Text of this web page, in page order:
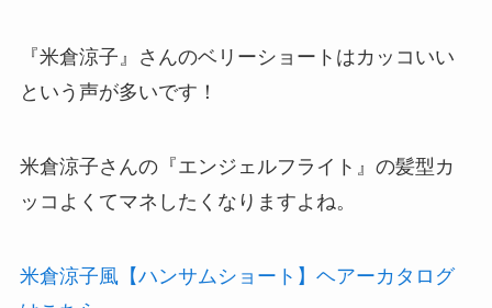
『米倉涼子』さんのベリーショートはカッコいい
という声が多いです！
米倉涼子さんの『エンジェルフライト』の髪型カ
ッコよくてマネしたくなりますよね。
米倉涼子風【ハンサムショート】ヘアーカタログ